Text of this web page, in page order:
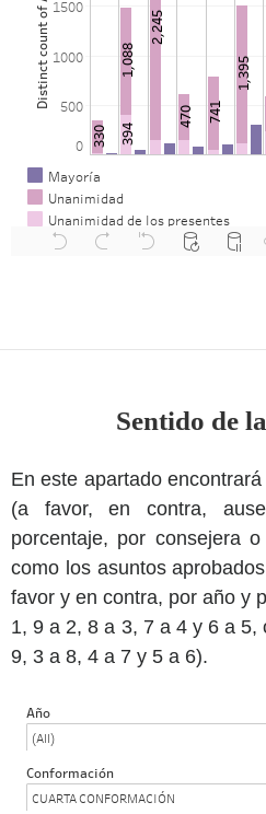
Sentido de
En este apartado
(a favor, en contra,
porcentaje, por consejera
como los asuntos
favor y en contra, por año y
1, 9 a 2, 8 a 3, 7 a 4 y 6 a
9, 3 a 8, 4 a 7 y 5 a 6).